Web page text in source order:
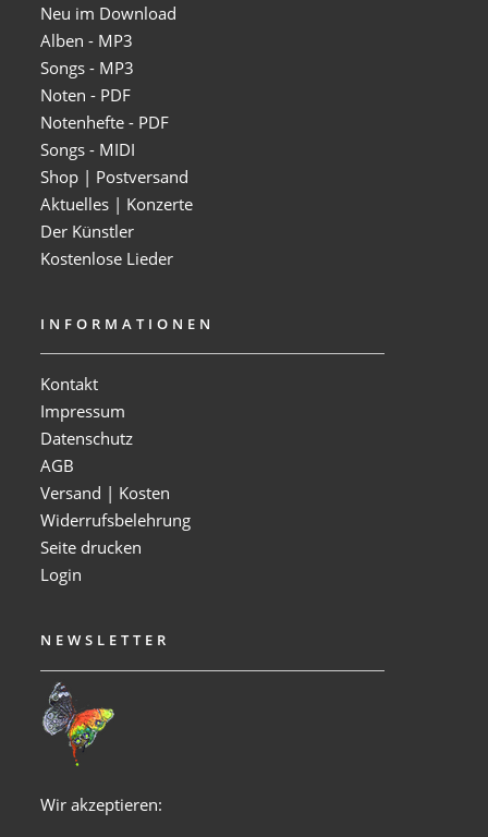
Neu im Download
Alben - MP3
Songs - MP3
Noten - PDF
Notenhefte - PDF
Songs - MIDI
Shop | Postversand
Aktuelles | Konzerte
Der Künstler
Kostenlose Lieder
INFORMATIONEN
Kontakt
Impressum
Datenschutz
AGB
Versand | Kosten
Widerrufsbelehrung
Seite drucken
Login
NEWSLETTER
Wir akzeptieren: